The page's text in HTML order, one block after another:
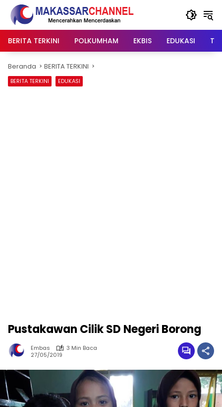
Langsung
konten
BERITA TERKINI
POLKUMHAM EKBIS EDUKASI
Beranda BERITA TERKINI
BERITA TERKINI EDUKASI
Pustakawan Cilik SD Negeri Borong
Embas
3 Min Baca
27/05/2019